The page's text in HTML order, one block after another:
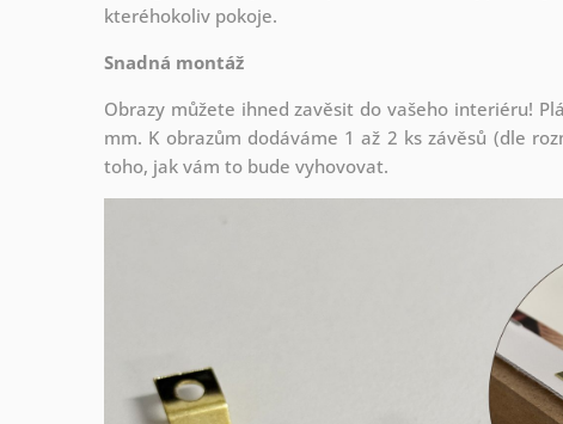
kteréhokoliv pokoje.
Snadná montáž
Obrazy můžete ihned zavěsit do vašeho interiéru!
mm. K obrazům dodáváme 1 až 2 ks závěsů (dle
toho, jak vám to bude vyhovovat.